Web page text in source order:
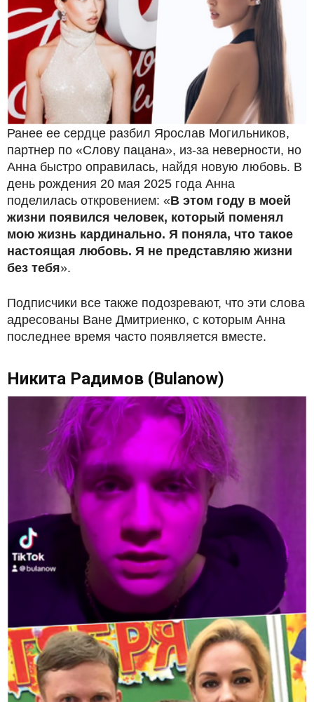
Ранее ее сердце разбил Ярослав Могильников,
партнер по «Слову пацана», из-за неверности, но
Анна быстро оправилась, найдя новую любовь. В
день рождения 20 мая 2025 года Анна
поделилась откровением: «В этом году в моей
жизни появился человек, который поменял
мою жизнь кардинально. Я поняла, что такое
настоящая любовь. Я не представляю жизни
без тебя».
Подписчики все также подозревают, что эти слова
адресованы Ване Дмитриенко, с которым Анна
последнее время часто появляется вместе.
Никита Радимов (Bulanow)